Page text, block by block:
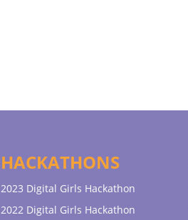
HACKATHONS
2023 Digital Girls Hackathon
2022 Digital Girls Hackathon